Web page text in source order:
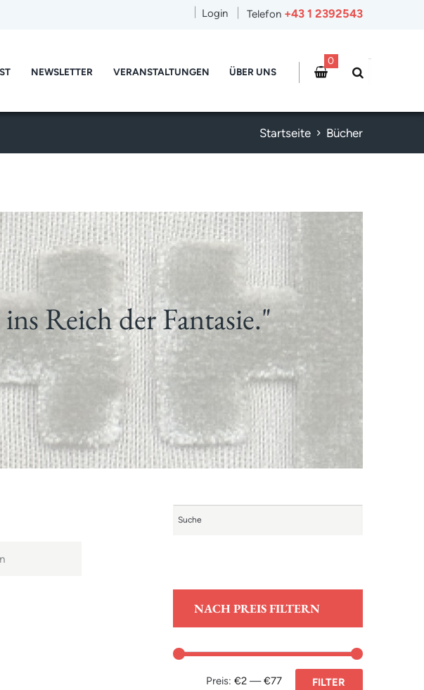
Telefon +43 1 2392543
Login
NEWSLETTER VERANSTALTUNGEN ÜBER UNS
0
Startseite Bücher
Reich der Fantasie."
NACH PREIS FILTERN
FILTER
Preis:€2 —€77